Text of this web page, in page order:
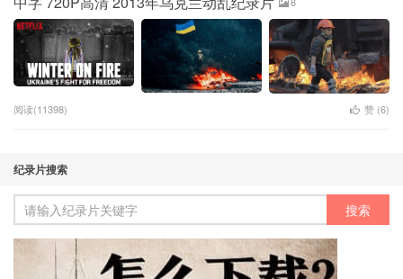
阅读(11398) 赞 (6)
纪录片搜索